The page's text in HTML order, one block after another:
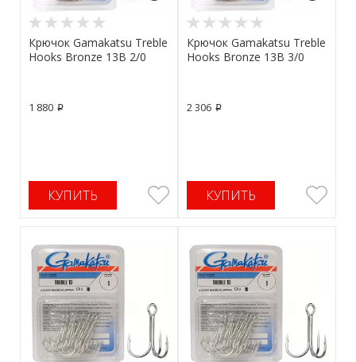
Крючок Gamakatsu Treble
Hooks Bronze 13B 2/0
1 880 p
КУПИТЬ
Крючок Gamakatsu Treble
Hooks Bronze 13B 3/0
2 306 p
КУПИТЬ